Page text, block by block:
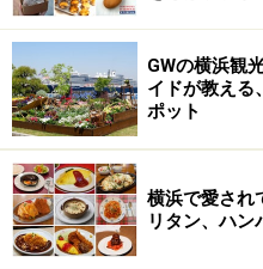
トロトロなラクレットチーズ
ットチーズフォール（＋800
追加料金のチーズトッピン
チーズをたっぷりかける「
ル（＋800円）」もしく
（＋600円）」の2種類か
GWの横浜観
イドが教える
ポット
横浜で愛され
リタン、ハ